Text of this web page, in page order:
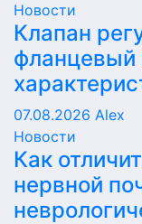
Новости
Клапан
фланцевый
07.08.2026 Alex
Новости
Как
нервной